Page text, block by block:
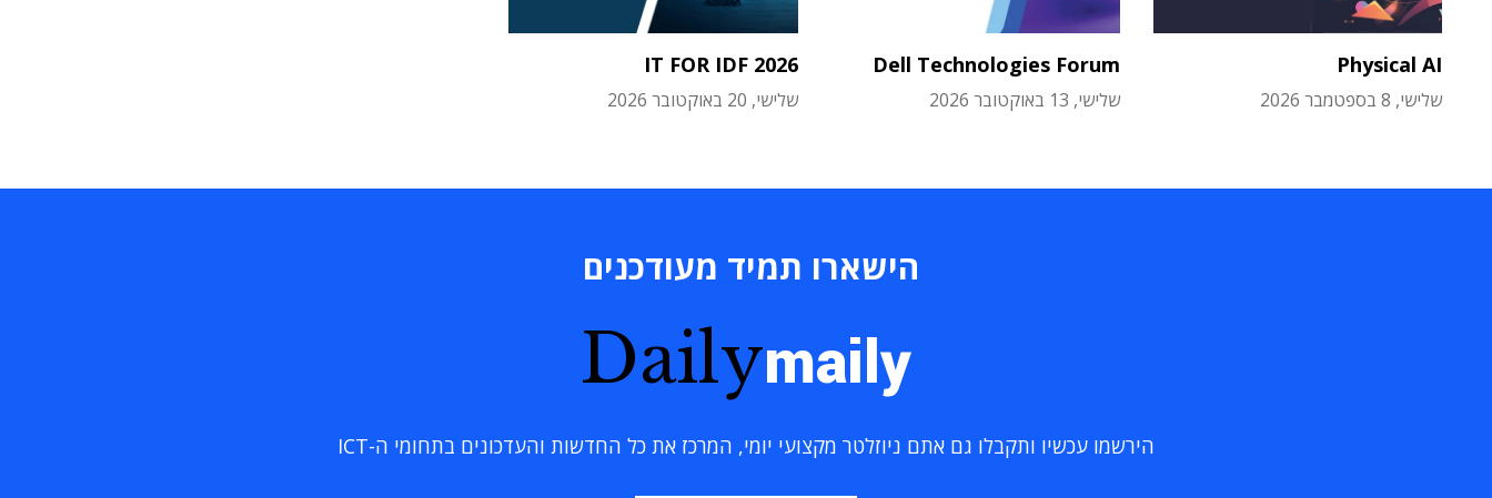
Physical AI
שלישי, 8 בספטמבר 2026
Dell Technologies Forum
שלישי, 13 באוקטובר 2026
IT FOR IDF 2026
שלישי, 20 באוקטובר 2026
הישארו תמיד מעודכנים
Dailymaily
הירשמו עכשיו ותקבלו גם אתם ניוזלטר מקצועי יומי, המרכז את כל החדשות והעדכונים בתחומי ה-ICT